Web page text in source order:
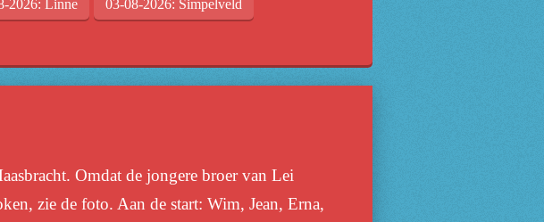
2026: Linne 03-08-2026: Simpelveld
Omdat de jongere broer van Lei
zie de foto. Aan de start: Wim, Jean, Erna,